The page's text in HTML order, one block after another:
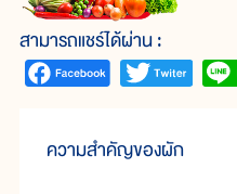
สามารถแชร์ได้ผ่าน :
ความสำคัญของผัก